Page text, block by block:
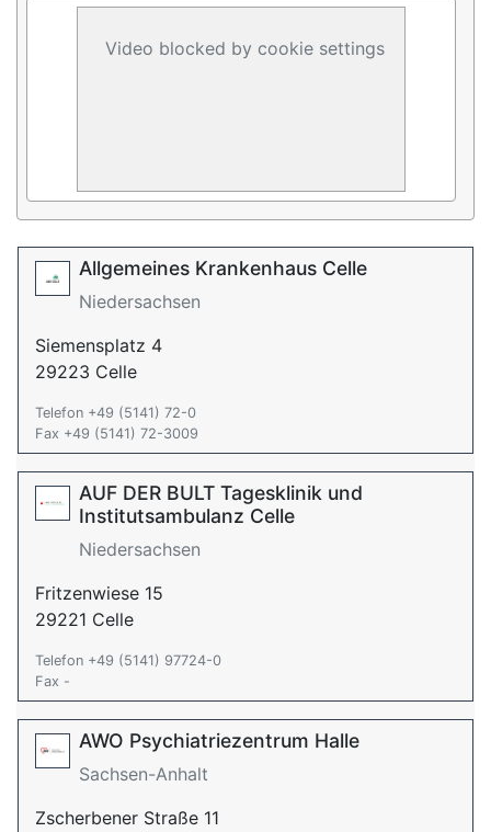
Video blocked by cookie settings
Allgemeines Krankenhaus Celle
Niedersachsen
Siemensplatz 4
29223 Celle
Telefon +49 (5141) 72-0
Fax +49 (5141) 72-3009
AUF DER BULT Tagesklinik und
Institutsambulanz Celle
Niedersachsen
Fritzenwiese 15
29221 Celle
Telefon +49 (5141) 97724-0
Fax -
AWO Psychiatriezentrum Halle
Sachsen-Anhalt
Zscherbener Straße 11